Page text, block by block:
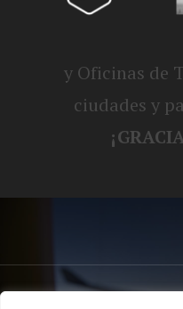
y Oficinas de
ciudades y